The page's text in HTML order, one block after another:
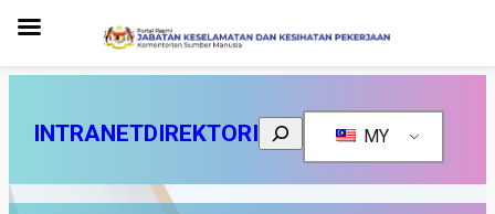
INTRANETDIREKTORI Search MY